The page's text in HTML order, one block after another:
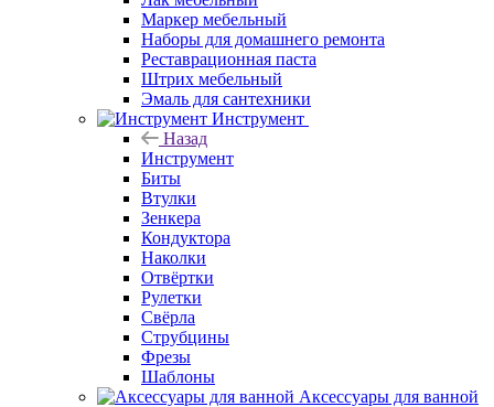
Маркер мебельный
Наборы для домашнего ремонта
Реставрационная паста
Штрих мебельный
Эмаль для сантехники
Инструмент
Назад
Инструмент
Биты
Втулки
Зенкера
Кондуктора
Наколки
Отвёртки
Рулетки
Свёрла
Струбцины
Фрезы
Шаблоны
Аксессуары для ванной